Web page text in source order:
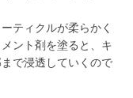
ティクルが柔らかく
ント剤を塗ると、キ
で浸透していくので